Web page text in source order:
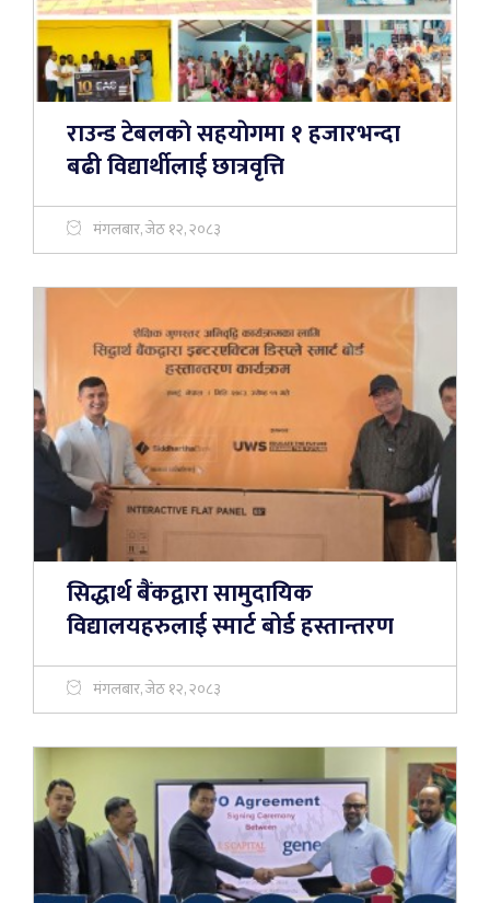
राउन्ड टेबलकाे सहयाेगमा १ हजारभन्दा
बढी विद्यार्थीलाई छात्रवृत्ति
मंगलबार, जेठ १२, २०८३
सिद्धार्थ बैंकद्वारा सामुदायिक
विद्यालयहरुलाई स्मार्ट बोर्ड हस्तान्तरण
मंगलबार, जेठ १२, २०८३